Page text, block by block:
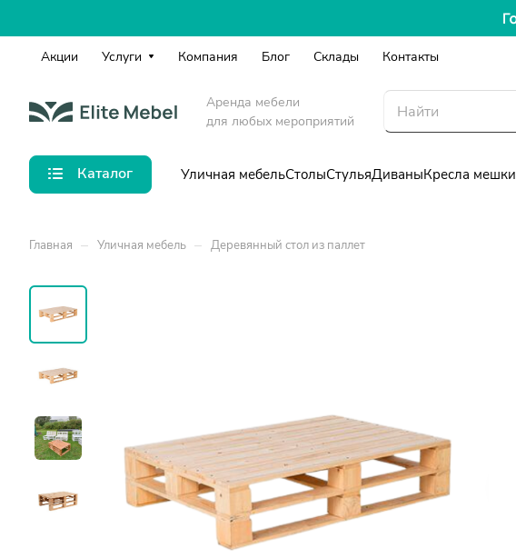
Акции Услуги Компания Блог Склады Контакты
Аренда мебели
для любых мероприятий
Каталог Уличная мебельСтолыСтульяДиваныКресла мешки
Главная – Уличная мебель – Деревянный стол из паллет